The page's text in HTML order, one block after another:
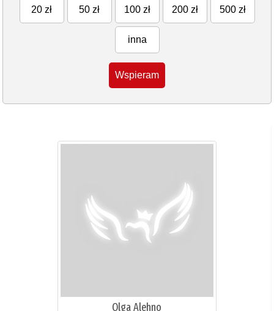
20 zł 50 zł 100 zł 200 zł 500 zł
inna
Wspieram
Olga Alehno